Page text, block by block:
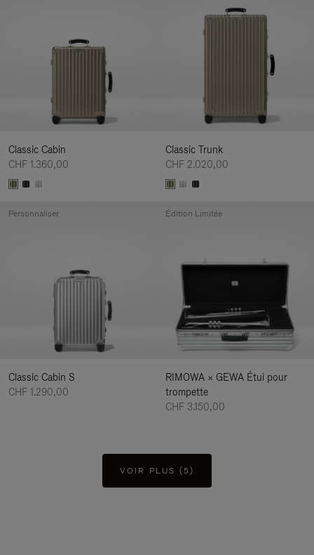
Classic Cabin
CHF 1.360,00
Classic Trunk
CHF 2.020,00
Classic Cabin S
CHF 1.290,00
Personnaliser
RIMOWA × GEWA Étui pour
trompette
CHF 3.150,00
Édition Limitée
VOIR PLUS (5)